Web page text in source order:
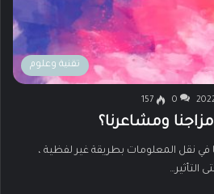
تقنية وعلوم
0
157
ومشاعرنا؟
نقل المعلومات بطريقة غير لفظية ،
التأثير…